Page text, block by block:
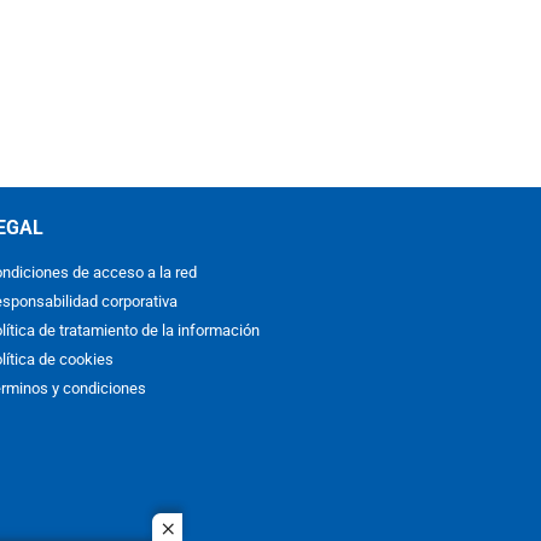
de acceso a la red
corporativa
de tratamiento de la información
de cookies
y condiciones